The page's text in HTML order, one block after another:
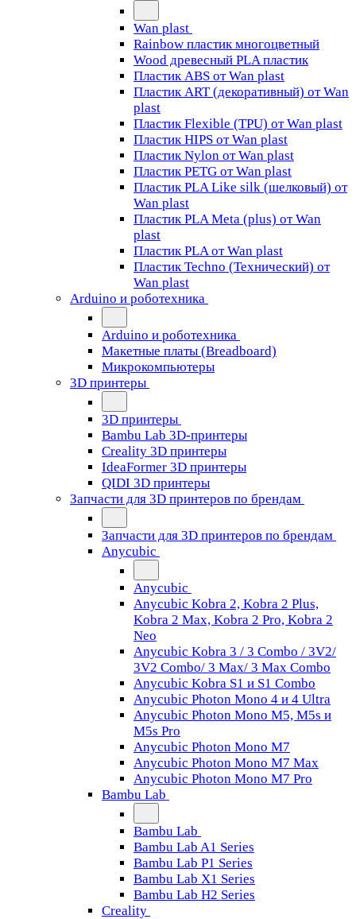
Wan plast
Rainbow пластик многоцветный
Wood древесный PLA пластик
Пластик ABS от Wan plast
Пластик ART (декоративный) от Wan
plast
Пластик Flexible (TPU) от Wan plast
Пластик HIPS от Wan plast
Пластик Nylon от Wan plast
Пластик PETG от Wan plast
Пластик PLA Like silk (шелковый) от
Wan plast
Пластик PLA Meta (plus) от Wan
plast
Пластик PLA от Wan plast
Пластик Techno (Технический) от
Wan plast
Arduino и роботехника
Arduino и роботехника
Макетные платы (Breadboard)
Микрокомпьютеры
3D принтеры
3D принтеры
Bambu Lab 3D-принтеры
Creality 3D принтеры
IdeaFormer 3D принтеры
QIDI 3D принтеры
Запчасти для 3D принтеров по брендам
Запчасти для 3D принтеров по брендам
Anycubic
Anycubic
Anycubic Kobra 2, Kobra 2 Plus,
Kobra 2 Max, Kobra 2 Pro, Kobra 2
Neo
Anycubic Kobra 3 / 3 Combo / 3V2/
3V2 Combo/ 3 Max/ 3 Max Combo
Anycubic Kobra S1 и S1 Combo
Anycubic Photon Mono 4 и 4 Ultra
Anycubic Photon Mono M5, M5s и
M5s Pro
Anycubic Photon Mono M7
Anycubic Photon Mono M7 Max
Anycubic Photon Mono M7 Pro
Bambu Lab
Bambu Lab
Bambu Lab A1 Series
Bambu Lab P1 Series
Bambu Lab X1 Series
Bambu Lab H2 Series
Creality